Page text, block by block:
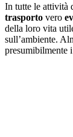
In tutte le attività
trasporto vero
della loro vita
sull’ambiente.
presumibilmente